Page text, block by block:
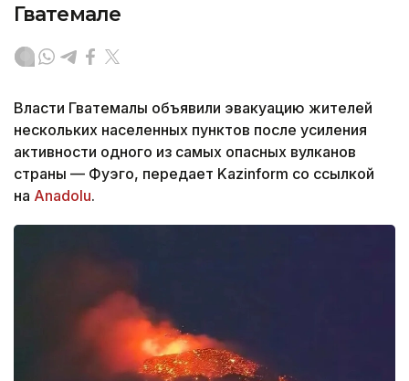
Гватемале
Власти Гватемалы объявили эвакуацию жителей
нескольких населенных пунктов после усиления
активности одного из самых опасных вулканов
страны — Фуэго, передает Kazinform со ссылкой
на Anadolu.